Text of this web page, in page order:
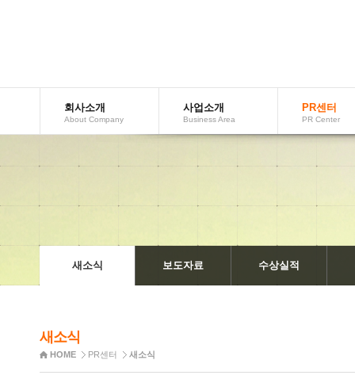
회사소개
AboutCompany
사업소개
BusinessArea
PR센터
PRCenter
새소식 보도자료 수상실적
새소식
HOME PR센터 새소식